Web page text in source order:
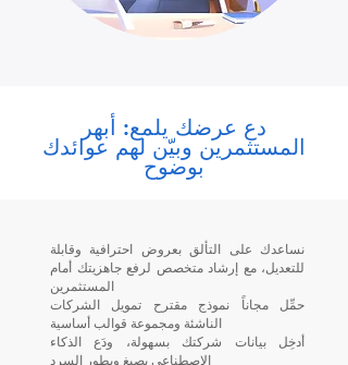
دع عرضك يلمع: أبهر
المستثمرين وبيّن لهم عوائدك
بوضوح
نساعدك على التألق بعروض احترافية وقابلة
للتعديل، مع إرشاد متخصص لرفع جاهزيتك أمام
المستثمرين
حمِّل مجاناً نموذج مقترح تمويل الشركات
الناشئة ومجموعة قوالب أساسية
أدخِل بيانات شركتك بسهولة، ودَع الذكاء
الاصطناعي يصيغ ويطور السرد